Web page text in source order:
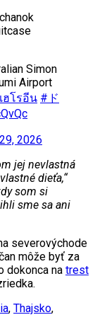
Simon
Airport
ฮโรอีน #ド
2026
jej nevlastná
dieťa,“
som si
sme sa ani
severovýchode
môže byť za
dokonca na trest
, Thajsko,